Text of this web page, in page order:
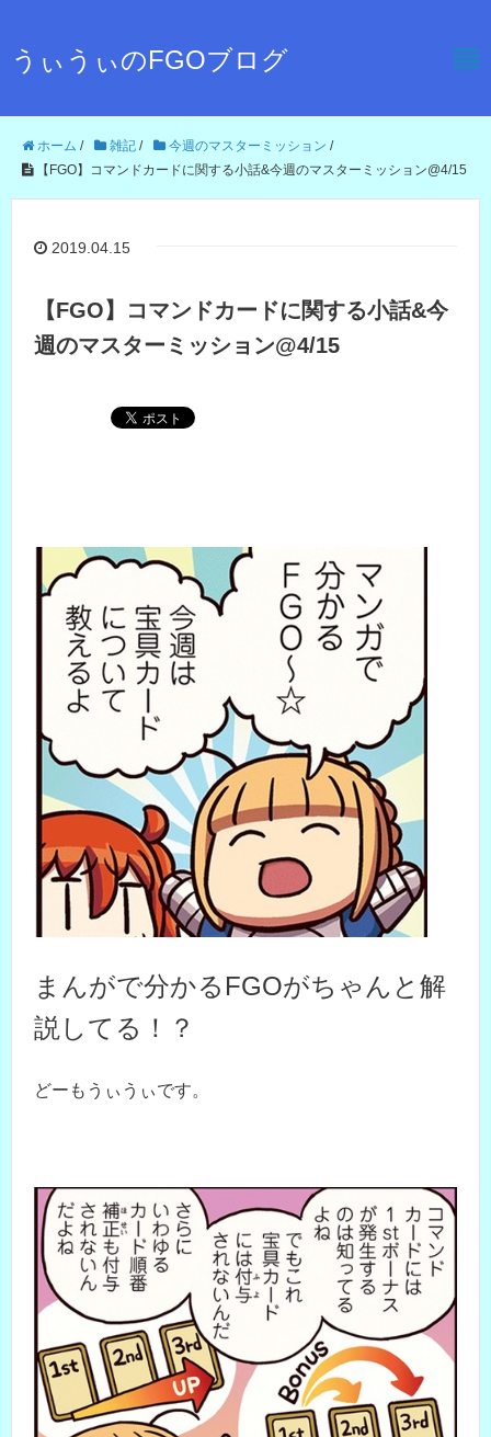
うぃうぃのFGOブログ
ホーム / 雑記 / 今週のマスターミッション /
【FGO】コマンドカードに関する小話&今週のマスターミッション@4/15
2019.04.15
【FGO】コマンドカードに関する小話&今
週のマスターミッション@4/15
まんがで分かるFGOがちゃんと解
説してる！？
どーもうぃうぃです。